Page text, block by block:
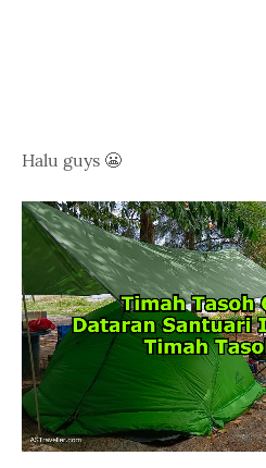
Halu guys 😬